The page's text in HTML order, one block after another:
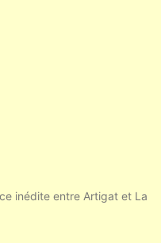
inédite entre Artigat et La